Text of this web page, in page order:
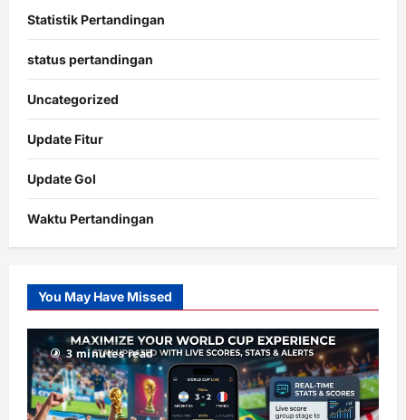
Statistik Pertandingan
status pertandingan
Uncategorized
Update Fitur
Update Gol
Waktu Pertandingan
Slot
Gacor
RTP
terupdate
You May Have Missed
3 minutes read